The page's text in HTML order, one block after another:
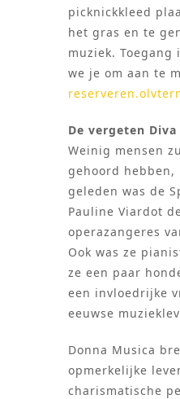
picknickkleed
het gras en te
muziek. Toegang
we je om aan te
De vergeten Diva
Weinig mensen
gehoord hebben,
geleden was de
Pauline Viardot
operazangeres
Ook was ze
ze een paar
een invloedrijke
eeuwse
Donna Musica
opmerkelijke
charismatische